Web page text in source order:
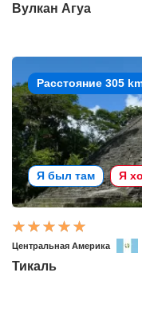
Вулкан Агуа
Расстояние 305
Я был там Я
Центральная Америка
Тикаль